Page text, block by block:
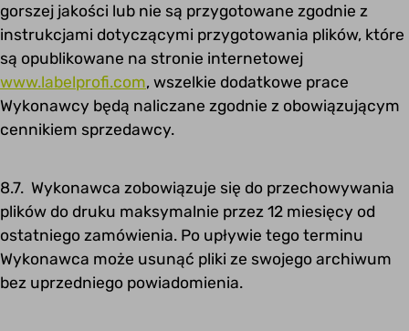
gorszej jakości lub nie są przygotowane zgodnie z
instrukcjami dotyczącymi przygotowania plików, które
są opublikowane na stronie internetowej
www.labelprofi.com, wszelkie dodatkowe prace
Wykonawcy będą naliczane zgodnie z obowiązującym
cennikiem sprzedawcy.
8.7. Wykonawca zobowiązuje się do przechowywania
plików do druku maksymalnie przez 12 miesięcy od
ostatniego zamówienia. Po upływie tego terminu
Wykonawca może usunąć pliki ze swojego archiwum
bez uprzedniego powiadomienia.